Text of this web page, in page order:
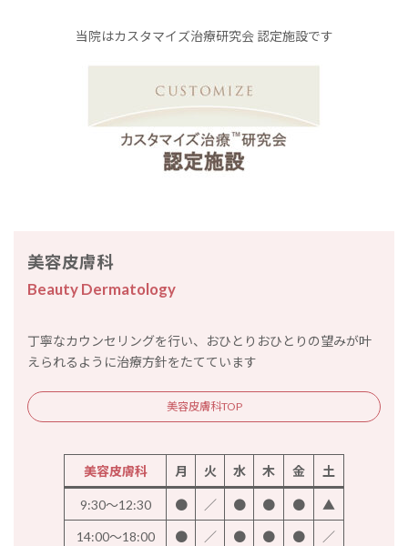
当院はカスタマイズ治療研究会 認定施設です
美容皮膚科
Beauty Dermatology
丁寧なカウンセリングを行い、おひとりおひとりの望みが叶
えられるように治療方針をたてています
美容皮膚科TOP
美容皮膚科 月 火 水 木 金 土
9:30～12:30 ● ／ ● ● ● ▲
14:00～18:00 ● ／ ● ● ● ／